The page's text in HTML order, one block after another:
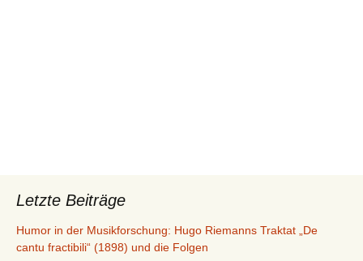
Letzte Beiträge
Humor in der Musikforschung: Hugo Riemanns Traktat „De
cantu fractibili“ (1898) und die Folgen